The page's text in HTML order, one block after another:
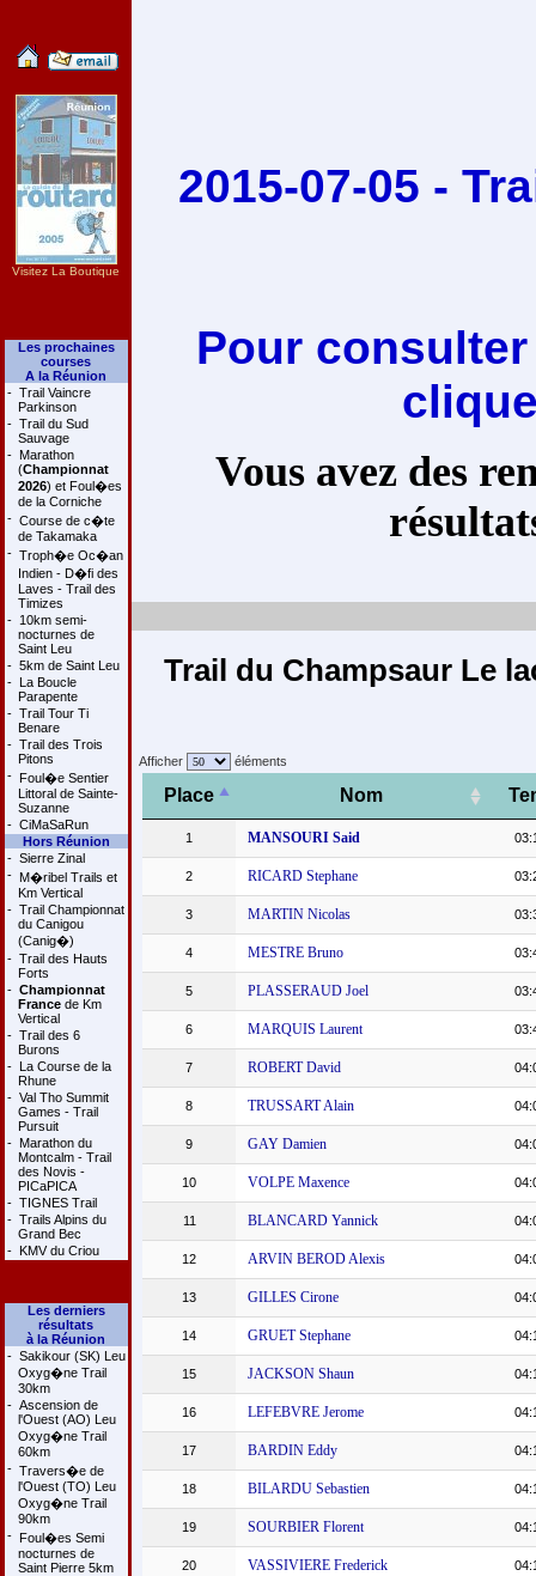
Visitez La Boutique
Les prochaines
courses
A la Réunion
- Trail Vaincre
Parkinson
- Trail du Sud
Sauvage
- Marathon
(Championnat
2026) et Foul�es
de la Corniche
- Course de c�te
de Takamaka
- Troph�e Oc�an
Indien - D�fi des
Laves - Trail des
Timizes
- 10km semi-
nocturnes de
Saint Leu
- 5km de Saint Leu
- La Boucle
Parapente
- Trail Tour Ti
Benare
- Trail des Trois
Pitons
- Foul�e Sentier
Littoral de Sainte-
Suzanne
- CiMaSaRun
Hors Réunion
- Sierre Zinal
- M�ribel Trails et
Km Vertical
- Trail Championnat
du Canigou
(Canig�)
- Trail des Hauts
Forts
- Championnat
Francede Km
Vertical
- Trail des 6
Burons
- La Course de la
Rhune
- Val Tho Summit
Games - Trail
Pursuit
- Marathon du
Montcalm - Trail
des Novis -
PICaPICA
- TIGNES Trail
- Trails Alpins du
Grand Bec
- KMV du Criou
Les derniers
résultats
à la Réunion
- Sakikour (SK) Leu
Oxyg�ne Trail
30km
- Ascension de
l'Ouest (AO) Leu
Oxyg�ne Trail
60km
- Travers�e de
l'Ouest (TO) Leu
Oxyg�ne Trail
90km
- Foul�es Semi
nocturnes de
Saint Pierre 5km
2015-07-05 -
Pour
Vous avez des
Trail du Champsaur Le
Afficher éléments
Place Nom
1 MANSOURI Said
2 RICARD Stephane
3 MARTIN Nicolas
4 MESTRE Bruno
5 PLASSERAUD Joel
6 MARQUIS Laurent
7 ROBERT David
8 TRUSSART Alain
9 GAY Damien
10 VOLPE Maxence
11 BLANCARD Yannick
12 ARVIN BEROD Alexis
13 GILLES Cirone
14 GRUET Stephane
15 JACKSON Shaun
16 LEFEBVRE Jerome
17 BARDIN Eddy
18 BILARDU Sebastien
19 SOURBIER Florent
20 VASSIVIERE Frederick